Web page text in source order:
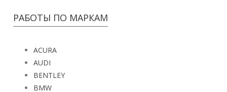
РАБОТЫ ПО МАРКАМ
ACURA
AUDI
BENTLEY
BMW